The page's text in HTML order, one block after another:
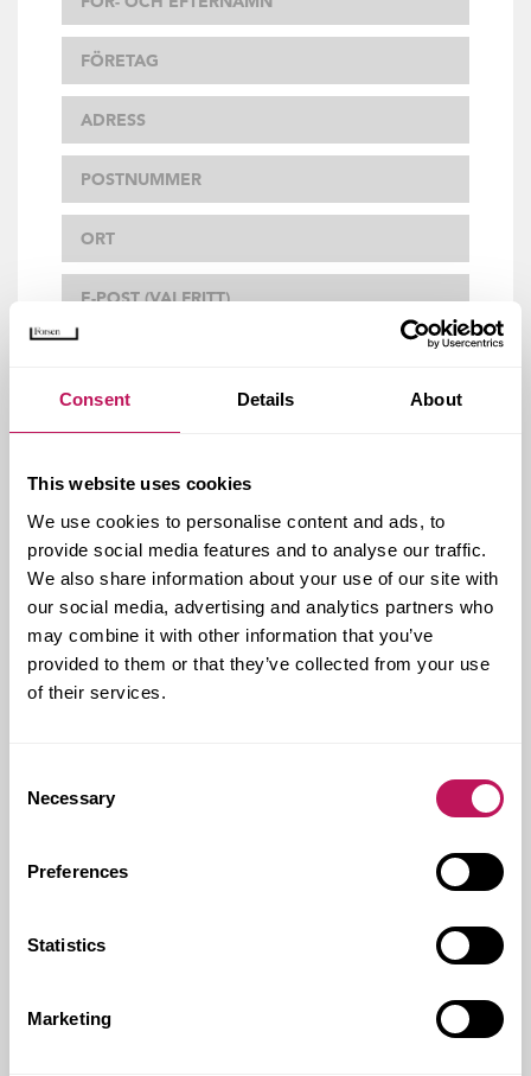
Consent Details About
This website uses cookies
We use cookies to personalise content and ads, to
provide social media features and to analyse our traffic.
We also share information about your use of our site with
our social media, advertising and analytics partners who
may combine it with other information that you’ve
provided to them or that they’ve collected from your use
of their services.
Selection
Necessary
Preferences
Statistics
Marketing
NOMINERAD TILL SVENSKA
Svenska Publishingpriset. Så vi kan lova att vi
tävlat ännu).